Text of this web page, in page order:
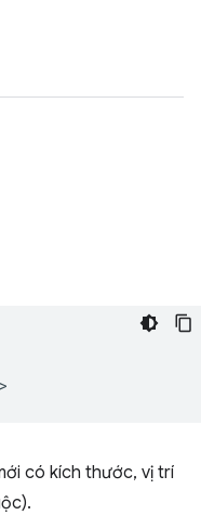
>
có kích thước, vị trí